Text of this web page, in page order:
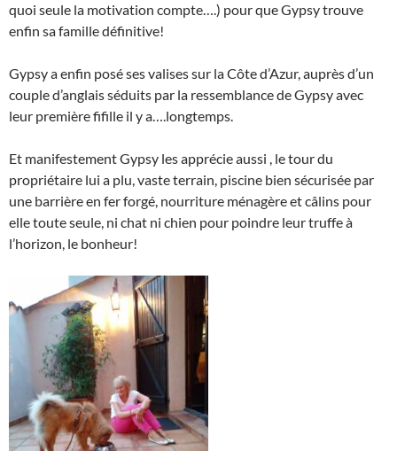
quoi seule la motivation compte….) pour que Gypsy trouve
enfin sa famille définitive!
Gypsy a enfin posé ses valises sur la Côte d’Azur, auprès d’un
couple d’anglais séduits par la ressemblance de Gypsy avec
leur première fifille il y a….longtemps.
Et manifestement Gypsy les apprécie aussi , le tour du
propriétaire lui a plu, vaste terrain, piscine bien sécurisée par
une barrière en fer forgé, nourriture ménagère et câlins pour
elle toute seule, ni chat ni chien pour poindre leur truffe à
l’horizon, le bonheur!